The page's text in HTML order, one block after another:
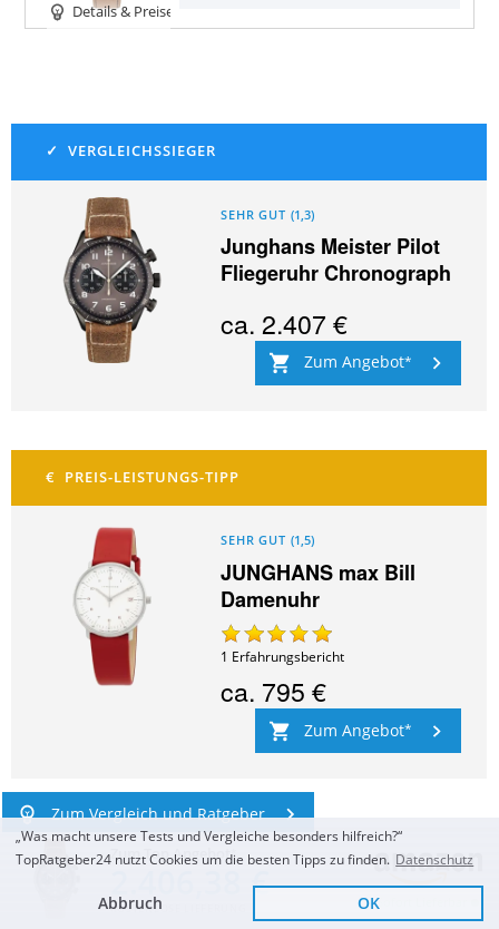
Zum Top Angebot
2.406,38 €
KOSTENLOSE LIEFERUNG Sofort Lieferbar
Details & Preise
SEHR GUT (1,3)
Junghans Meister Pilot
Fliegeruhr Chronograph
ca.2.407 €
Zum Angebot
SEHR GUT (1,5)
JUNGHANS max Bill
Damenuhr
1 Erfahrungsbericht
ca. 795 €
Zum Angebot
Zum Vergleich und Ratgeber
„Was macht unsere Tests und Vergleiche besonders hilfreich?“
TopRatgeber24 nutzt Cookies um die besten Tipps zu finden. Datenschutz
Abbruch OK